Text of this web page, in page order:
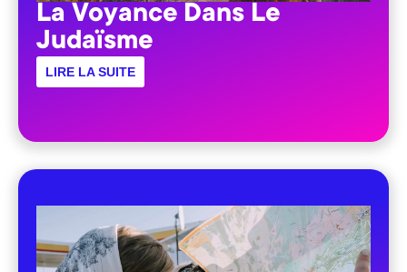
La Voyance Dans Le
Judaïsme
LIRE LA SUITE